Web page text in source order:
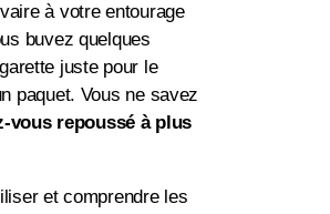
à votre entourage
buvez quelques
juste pour le
paquet. Vous ne savez
vous repoussé à plus
et comprendre les